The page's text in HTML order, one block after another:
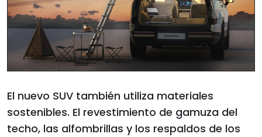
El nuevo SUV también utiliza materiales
sostenibles. El revestimiento de gamuza del
techo, las alfombrillas y los respaldos de los